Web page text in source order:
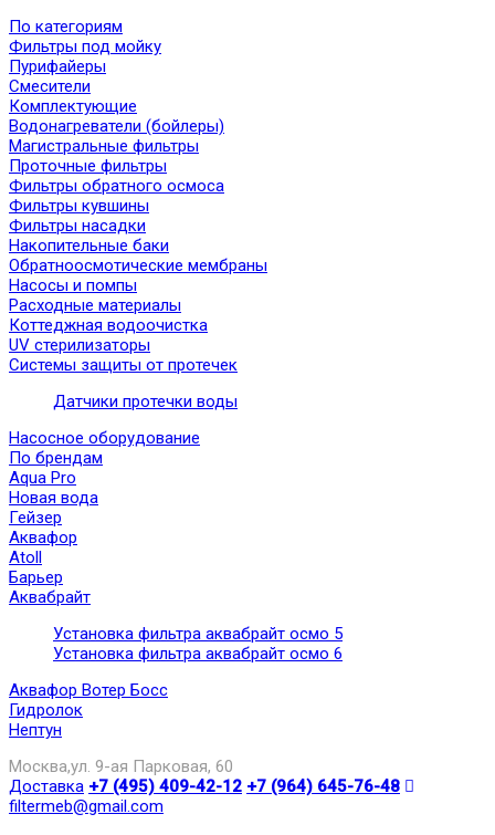
По категориям
Фильтры под мойку
Пурифайеры
Смесители
Комплектующие
Водонагреватели (бойлеры)
Магистральные фильтры
Проточные фильтры
Фильтры обратного осмоса
Фильтры кувшины
Фильтры насадки
Накопительные баки
Обратноосмотические мембраны
Насосы и помпы
Расходные материалы
Коттеджная водоочистка
UV стерилизаторы
Системы защиты от протечек
Датчики протечки воды
Насосное оборудование
По брендам
Aqua Pro
Новая вода
Гейзер
Аквафор
Atoll
Барьер
Аквабрайт
Установка фильтра аквабрайт осмо 5
Установка фильтра аквабрайт осмо 6
Аквафор Вотер Босс
Гидролок
Нептун
Москва,ул. 9-ая Парковая, 60
Доставка +7 (495) 409-42-12 +7 (964) 645-76-48
filtermeb@gmail.com